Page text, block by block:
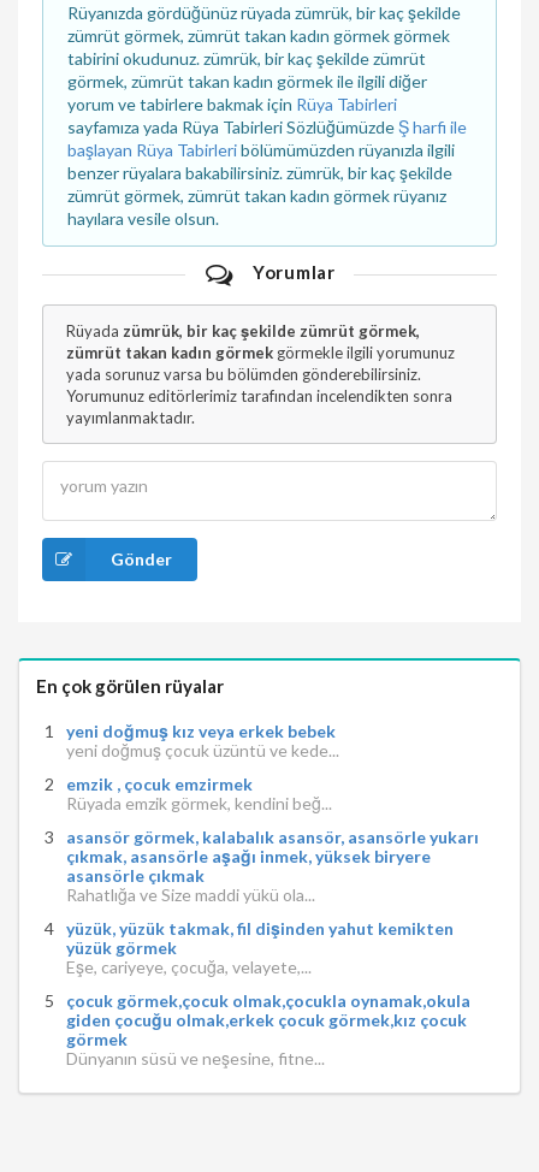
Rüyanızda gördüğünüz rüyada zümrük, bir kaç şekilde
zümrüt görmek, zümrüt takan kadın görmek görmek
tabirini okudunuz. zümrük, bir kaç şekilde zümrüt
görmek, zümrüt takan kadın görmek ile ilgili diğer
yorum ve tabirlere bakmak için Rüya Tabirleri
sayfamıza yada Rüya Tabirleri SözlüğümüzdeŞ harfi ile
başlayan Rüya Tabirleribölümümüzden rüyanızla ilgili
benzer rüyalara bakabilirsiniz. zümrük, bir kaç şekilde
zümrüt görmek, zümrüt takan kadın görmek rüyanız
hayılara vesile olsun.
Yorumlar
Rüyada zümrük, bir kaç şekilde zümrüt görmek,
zümrüt takan kadın görmekgörmekle ilgili yorumunuz
yada sorunuz varsa bu bölümden gönderebilirsiniz.
Yorumunuz editörlerimiz tarafından incelendikten sonra
yayımlanmaktadır.
Gönder
En çok görülen rüyalar
yeni doğmuş kız veya erkek bebek
yeni doğmuş çocuk üzüntü ve kede...
emzik , çocuk emzirmek
Rüyada emzik görmek, kendini beğ...
asansör görmek, kalabalık asansör, asansörle yukarı
çıkmak, asansörle aşağı inmek, yüksek biryere
asansörle çıkmak
Rahatlığa ve Size maddi yükü ola...
yüzük, yüzük takmak, fil dişinden yahut kemikten
yüzük görmek
Eşe, cariyeye, çocuğa, velayete,...
çocuk görmek,çocuk olmak,çocukla oynamak,okula
giden çocuğu olmak,erkek çocuk görmek,kız çocuk
görmek
Dünyanın süsü ve neşesine, fitne...